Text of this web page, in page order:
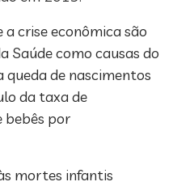
a crise econômica são
Saúde como causas do
queda de nascimentos
da taxa de
bebês por
mortes infantis